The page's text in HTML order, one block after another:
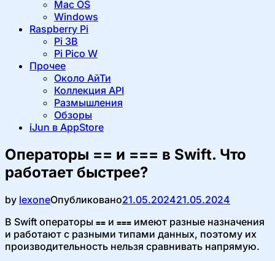
Mac OS
Windows
Raspberry Pi
Pi 3B
Pi Pico W
Прочее
Около АйТи
Коллекция API
Размышления
Обзоры
iJun в AppStore
Операторы == и === в Swift. Что
работает быстрее?
by lexoneОпубликовано21.05.202421.05.2024
В Swift операторы == и === имеют разные назначения
и работают с разными типами данных, поэтому их
производительность нельзя сравнивать напрямую.